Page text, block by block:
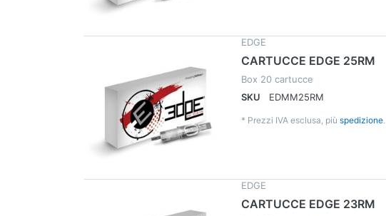
EDGE
CARTUCCE EDGE 25RM
Box 20 cartucce
SKU
EDMM25RM
* Prezzi IVA esclusa, più spedizione.
EDGE
CARTUCCE EDGE 23RM